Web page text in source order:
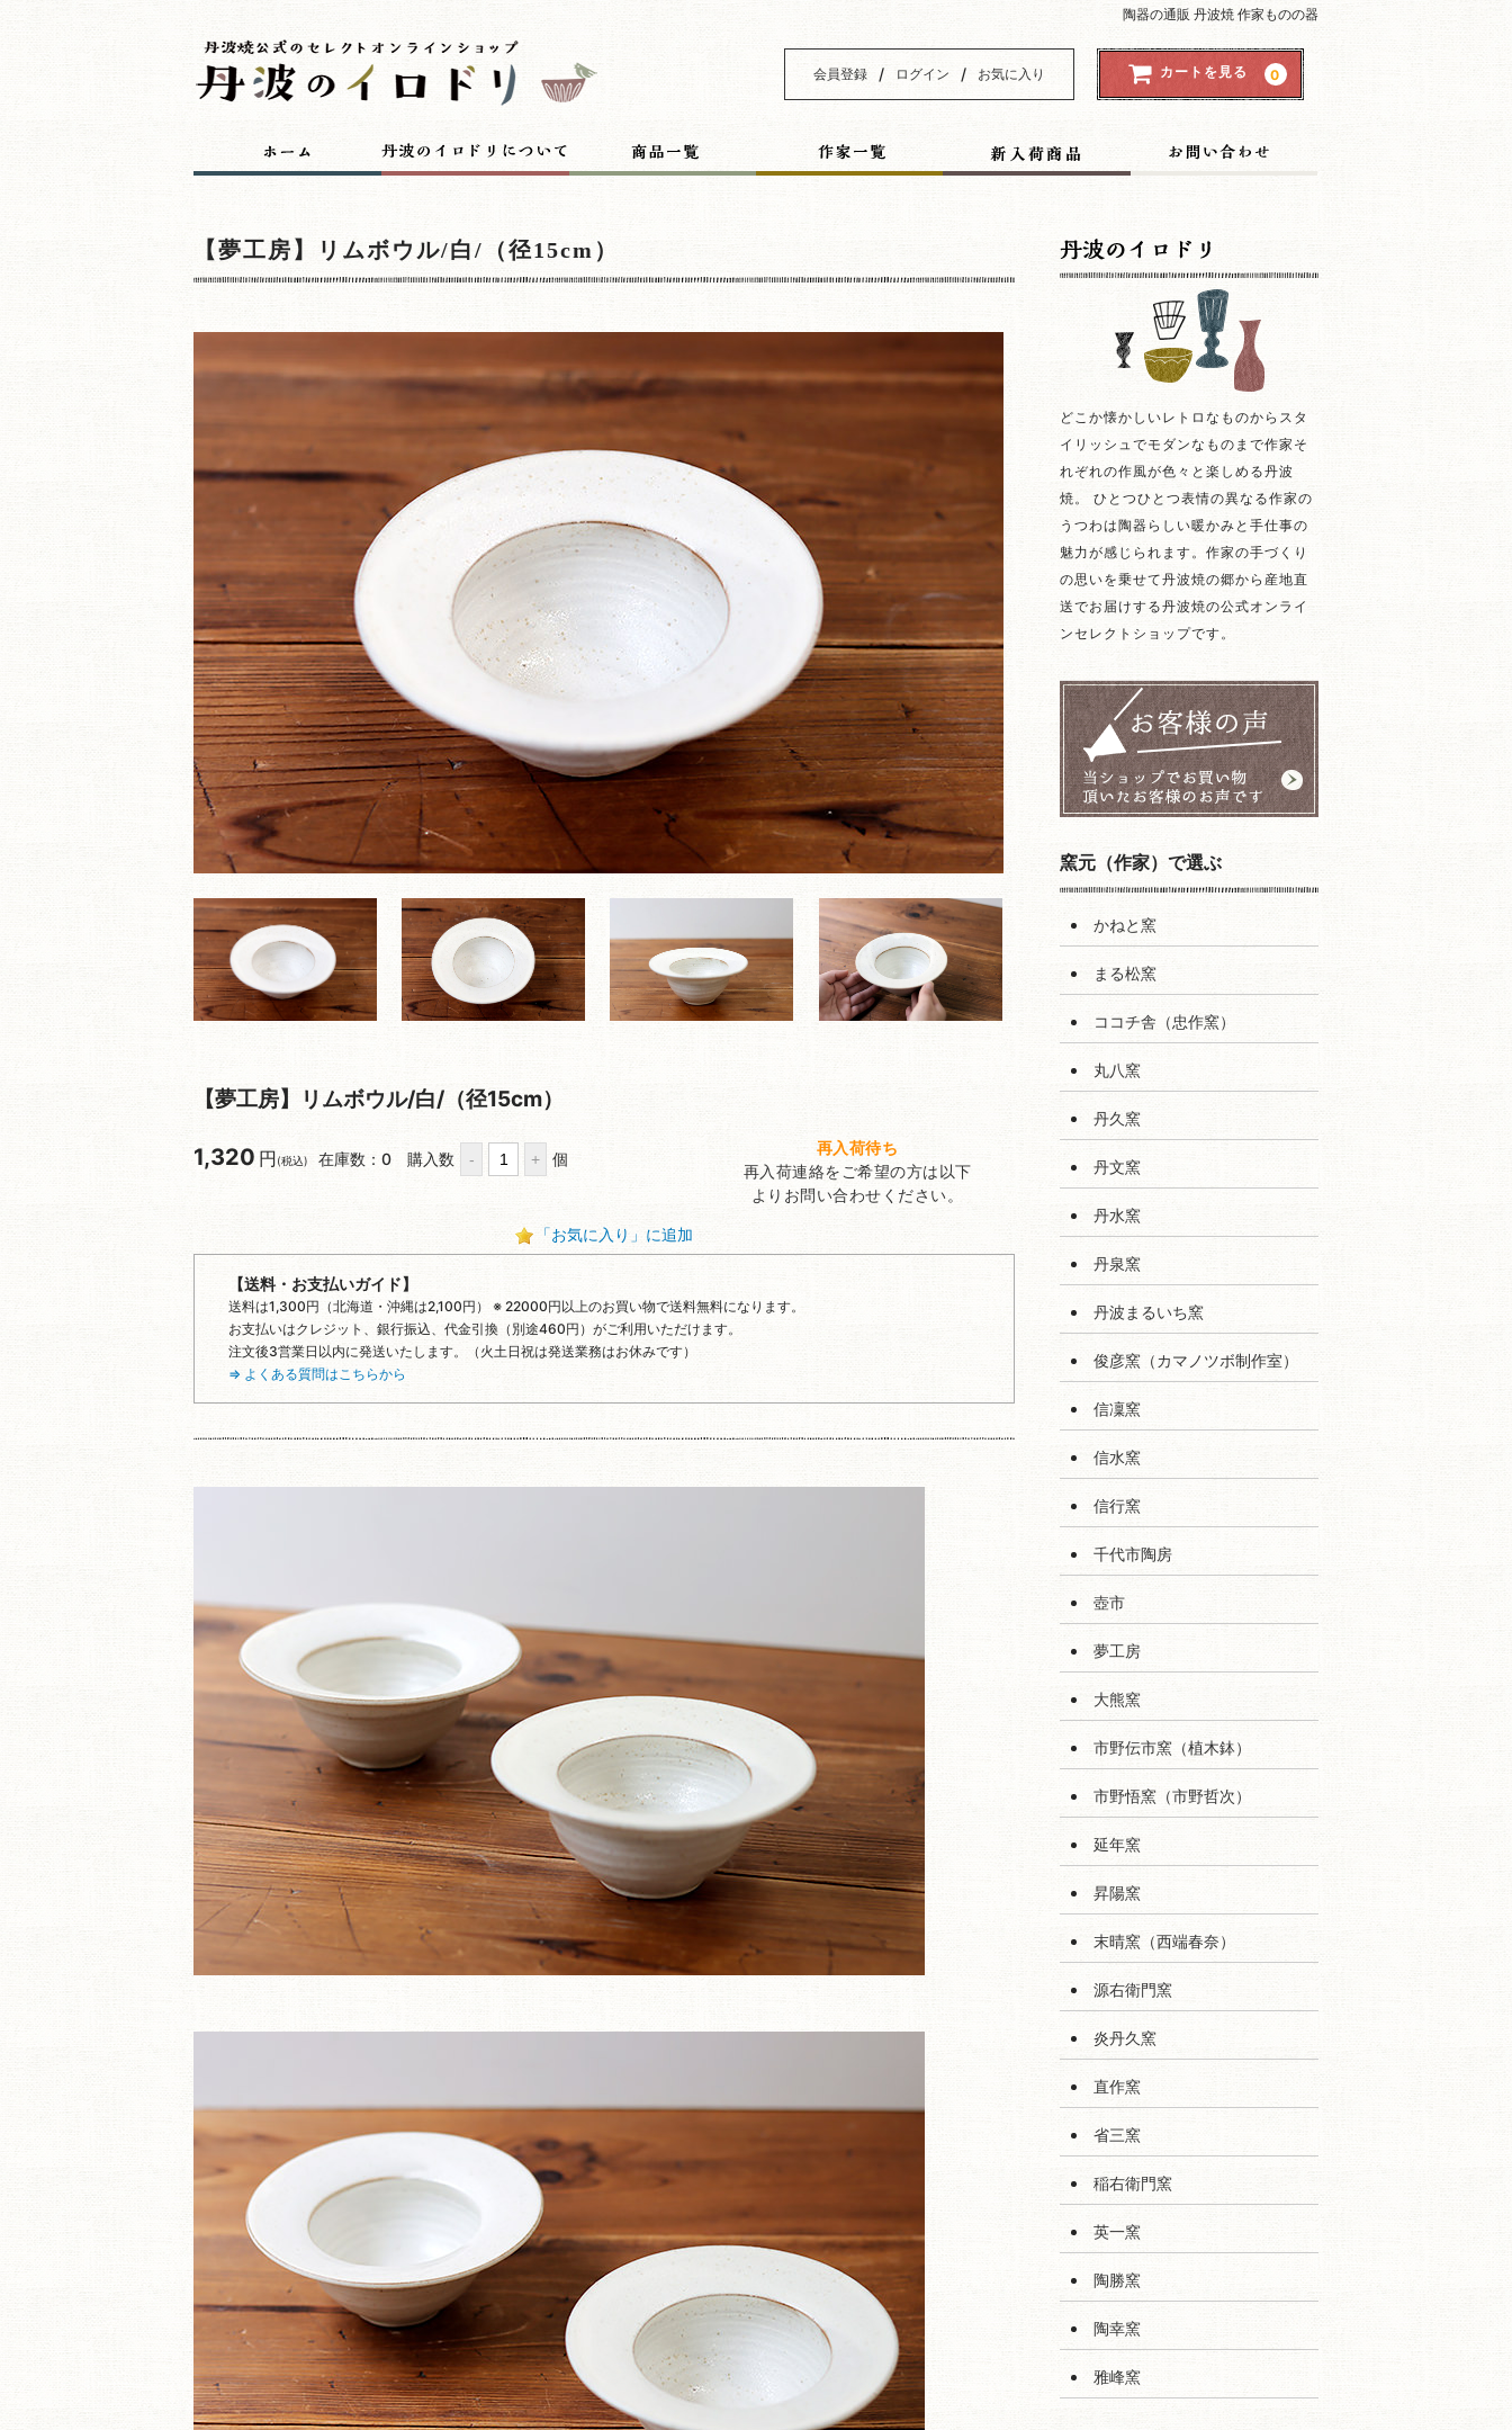
陶器の通販 丹波焼 作家ものの器
会員登録 / ログイン / お気に入り カートを見る 0
【夢工房】リムボウル/白/（径15cm）
【夢工房】リムボウル/白/（径15cm）
1,320 円(税込) 在庫数：0 購入数 個
再入荷待ち
再入荷連絡をご希望の方は以下
よりお問い合わせください。
「お気に入り」に追加
【送料・お支払いガイド】
送料は1,300円（北海道・沖縄は2,100円） ※ 22000円以上のお買い物で送料無料になります。
お支払いはクレジット、銀行振込、代金引換（別途460円）がご利用いただけます。
注文後3営業日以内に発送いたします。（火土日祝は発送業務はお休みです）
⇒ よくある質問はこちらから
どこか懐かしいレトロなものからスタ
イリッシュでモダンなものまで作家そ
れぞれの作風が色々と楽しめる丹波
焼。 ひとつひとつ表情の異なる作家の
うつわは陶器らしい暖かみと手仕事の
魅力が感じられます。作家の手づくり
の思いを乗せて丹波焼の郷から産地直
送でお届けする丹波焼の公式オンライ
ンセレクトショップです。
窯元（作家）で選ぶ
かねと窯
まる松窯
ココチ舎（忠作窯）
丸八窯
丹久窯
丹文窯
丹水窯
丹泉窯
丹波まるいち窯
俊彦窯（カマノツボ制作室）
信凜窯
信水窯
信行窯
千代市陶房
壺市
夢工房
大熊窯
市野伝市窯（植木鉢）
市野悟窯（市野哲次）
延年窯
昇陽窯
末晴窯（西端春奈）
源右衛門窯
炎丹久窯
直作窯
省三窯
稲右衛門窯
英一窯
陶勝窯
陶幸窯
雅峰窯